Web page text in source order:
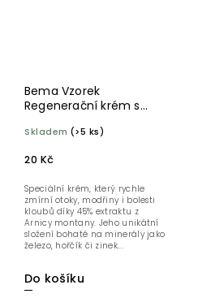
Bema Vzorek
Regenerační krém s
Skladem (>5 ks)
20 Kč
Do košíku
Speciální krém, který rychle
zmírní otoky, modřiny i bolesti
kloubů díky 45% extraktu z
Arnicy montany. Jeho unikátní
složení bohaté na minerály jako
železo, hořčík či zinek...